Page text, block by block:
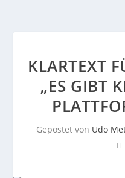
KLARTEXT
„ES GIBT
Gepostet von Udo